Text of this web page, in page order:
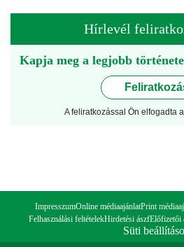
Hírlevél
Kapja meg a legjobb
A feliratkozással Ön elfogadta a
ImpresszumOnline médiaajánlatPrint
Felhasználási feltételekHirdetési ászfElőfizetői
Süti